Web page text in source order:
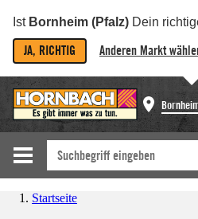
Ist Bornheim (Pfalz) Dein
JA, RICHTIG Anderen Markt
Startseite